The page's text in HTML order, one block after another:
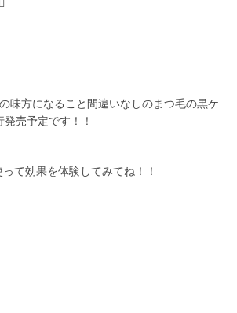
味方になること間違いなしのまつ毛の黒ケ
売予定です！！
て効果を体験してみてね！！